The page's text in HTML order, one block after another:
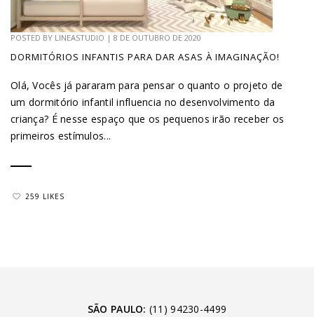
POSTED BY LINEASTUDIO | 8 DE OUTUBRO DE 2020
DORMITÓRIOS INFANTIS PARA DAR ASAS À IMAGINAÇÃO!
Olá, Vocês já pararam para pensar o quanto o projeto de
um dormitório infantil influencia no desenvolvimento da
criança? É nesse espaço que os pequenos irão receber os
primeiros estímulos...
259 LIKES
SÃO PAULO: (11) 94230-4499